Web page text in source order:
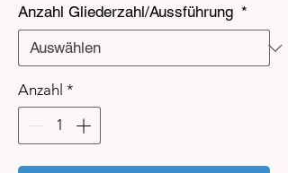
Anzahl Gliederzahl/Aussführung *
Anzahl *